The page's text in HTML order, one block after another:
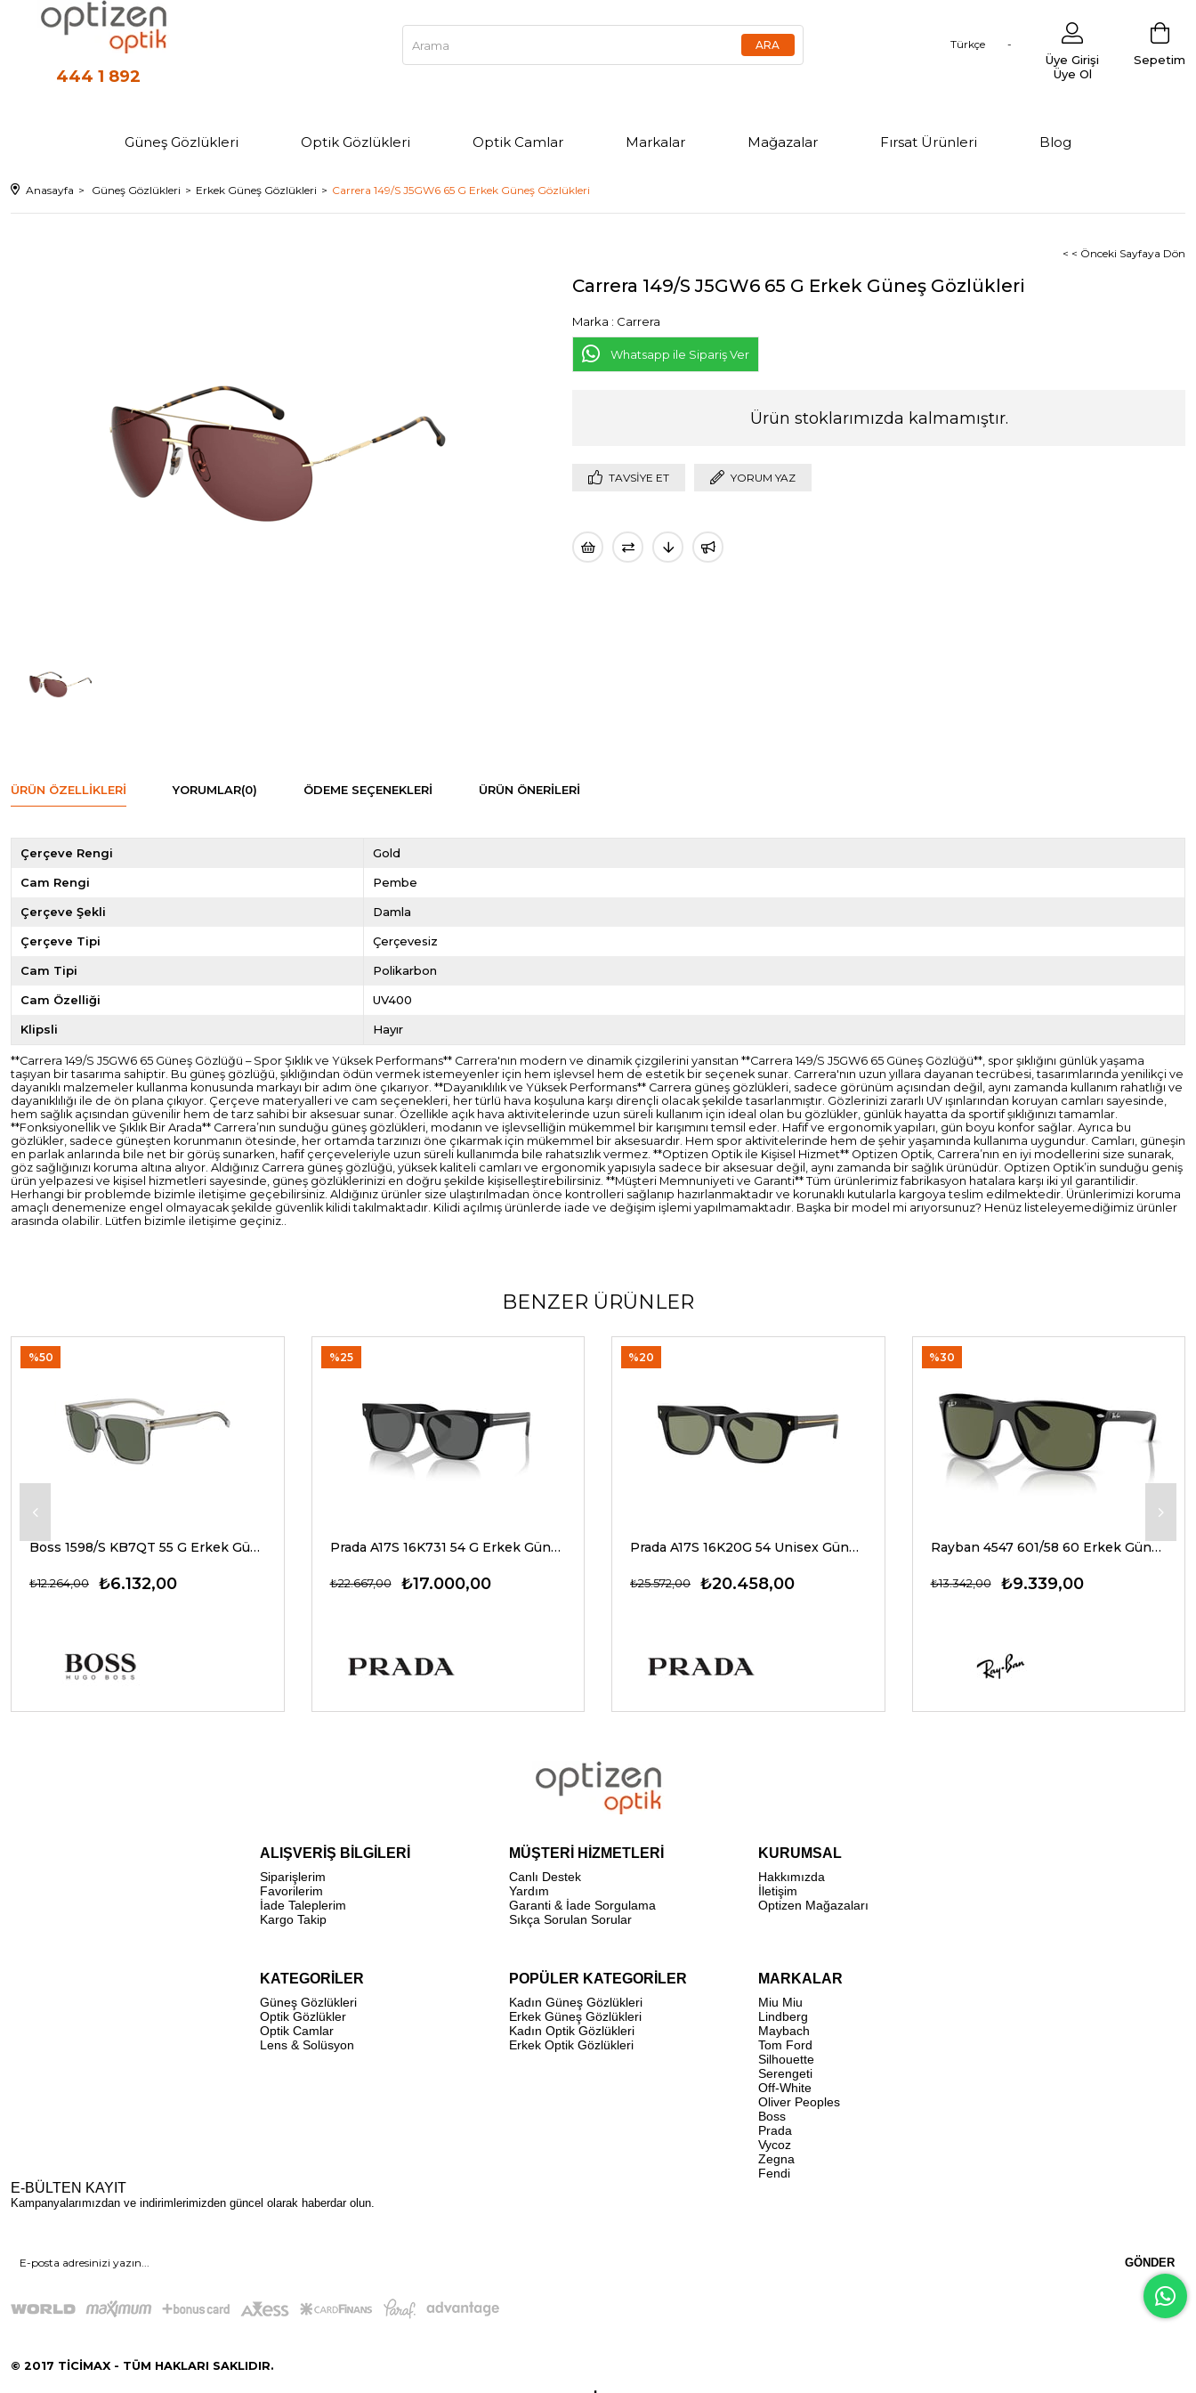
444 1 892
Türkçe
Sepetim
Üye Girişi
Üye Ol
Güneş Gözlükleri Optik Gözlükleri Optik Camlar Markalar Mağazalar Fırsat Ürünleri Blog
Anasayfa Güneş Gözlükleri Erkek Güneş Gözlükleri Carrera 149/S J5GW6 65 G Erkek Güneş Gözlükleri
< < Önceki Sayfaya Dön
Carrera 149/S J5GW6 65 G Erkek Güneş Gözlükleri
Marka : Carrera
Whatsapp ile Sipariş Ver
Ürün stoklarımızda kalmamıştır.
TAVSIYE ET YORUM YAZ
ÜRÜN ÖZELLIKLERI YORUMLAR(0) ÖDEME SEÇENEKLERI ÜRÜN ÖNERILERI
Çerçeve Rengi Gold
Cam Rengi Pembe
Çerçeve Şekli Damla
Çerçeve Tipi Çerçevesiz
Cam Tipi Polikarbon
Cam Özelliği UV400
Klipsli Hayır
**Carrera 149/S J5GW6 65 Güneş Gözlüğü – Spor Şıklık ve Yüksek Performans** Carrera'nın modern ve dinamik çizgilerini yansıtan **Carrera 149/S J5GW6 65 Güneş Gözlüğü**, spor şıklığını günlük yaşama
taşıyan bir tasarıma sahiptir. Bu güneş gözlüğü, şıklığından ödün vermek istemeyenler için hem işlevsel hem de estetik bir seçenek sunar. Carrera'nın uzun yıllara dayanan tecrübesi, tasarımlarında yenilikçi ve
dayanıklı malzemeler kullanma konusunda markayı bir adım öne çıkarıyor. **Dayanıklılık ve Yüksek Performans** Carrera güneş gözlükleri, sadece görünüm açısından değil, aynı zamanda kullanım rahatlığı ve
dayanıklılığı ile de ön plana çıkıyor. Çerçeve materyalleri ve cam seçenekleri, her türlü hava koşuluna karşı dirençli olacak şekilde tasarlanmıştır. Gözlerinizi zararlı UV ışınlarından koruyan camları sayesinde,
hem sağlık açısından güvenilir hem de tarz sahibi bir aksesuar sunar. Özellikle açık hava aktivitelerinde uzun süreli kullanım için ideal olan bu gözlükler, günlük hayatta da sportif şıklığınızı tamamlar.
**Fonksiyonellik ve Şıklık Bir Arada** Carrera’nın sunduğu güneş gözlükleri, modanın ve işlevselliğin mükemmel bir karışımını temsil eder. Hafif ve ergonomik yapıları, gün boyu konfor sağlar. Ayrıca bu
gözlükler, sadece güneşten korunmanın ötesinde, her ortamda tarzınızı öne çıkarmak için mükemmel bir aksesuardır. Hem spor aktivitelerinde hem de şehir yaşamında kullanıma uygundur. Camları, güneşin
en parlak anlarında bile net bir görüş sunarken, hafif çerçeveleriyle uzun süreli kullanımda bile rahatsızlık vermez. **Optizen Optik ile Kişisel Hizmet** Optizen Optik, Carrera’nın en iyi modellerini size sunarak,
göz sağlığınızı koruma altına alıyor. Aldığınız Carrera güneş gözlüğü, yüksek kaliteli camları ve ergonomik yapısıyla sadece bir aksesuar değil, aynı zamanda bir sağlık ürünüdür. Optizen Optik’in sunduğu geniş
ürün yelpazesi ve kişisel hizmetleri sayesinde, güneş gözlüklerinizi en doğru şekilde kişiselleştirebilirsiniz. **Müşteri Memnuniyeti ve Garanti** Tüm ürünlerimiz fabrikasyon hatalara karşı iki yıl garantilidir.
Herhangi bir problemde bizimle iletişime geçebilirsiniz. Aldığınız ürünler size ulaştırılmadan önce kontrolleri sağlanıp hazırlanmaktadır ve korunaklı kutularla kargoya teslim edilmektedir. Ürünlerimizi koruma
amaçlı denemenize engel olmayacak şekilde güvenlik kilidi takılmaktadır. Kilidi açılmış ürünlerde iade ve değişim işlemi yapılmamaktadır. Başka bir model mi arıyorsunuz? Henüz listeleyemediğimiz ürünler
arasında olabilir. Lütfen bizimle iletişime geçiniz..
BENZER ÜRÜNLER
Boss 1598/S KB7QT 55 G Erkek Güneş Gözlükleri
₺6.132,00
₺12.264,00
%50
Prada A17S 16K731 54 G Erkek Güneş Gözlükleri
₺17.000,00
₺22.667,00
%25
Prada A17S 16K20G 54 Unisex Güneş Gözlükleri
₺20.458,00
₺25.572,00
%20
Rayban 4547 601/58 60 Erkek Güneş Gözlükleri
₺9.339,00
₺13.342,00
%30
ALIŞVERİŞ BİLGİLERİ
Siparişlerim
Favorilerim
İade Taleplerim
Kargo Takip
MÜŞTERİ HİZMETLERİ
Canlı Destek
Yardım
Garanti & İade Sorgulama
Sıkça Sorulan Sorular
KURUMSAL
Hakkımızda
İletişim
Optizen Mağazaları
KATEGORİLER
Güneş Gözlükleri
Optik Gözlükler
Optik Camlar
Lens & Solüsyon
POPÜLER KATEGORİLER
Kadın Güneş Gözlükleri
Erkek Güneş Gözlükleri
Kadın Optik Gözlükleri
Erkek Optik Gözlükleri
MARKALAR
Miu Miu
Lindberg
Maybach
Tom Ford
Silhouette
Serengeti
Off-White
Oliver Peoples
Boss
Prada
Vycoz
Zegna
Fendi
E-BÜLTEN KAYIT
Kampanyalarımızdan ve indirimlerimizden güncel olarak haberdar olun.
GÖNDER
© 2017 TİCİMAX - TÜM HAKLARI SAKLIDIR.